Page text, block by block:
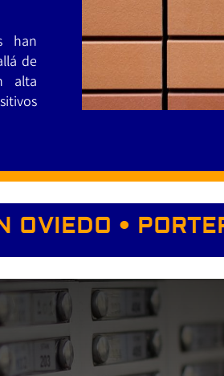
han
de
alta
OVIEDO •